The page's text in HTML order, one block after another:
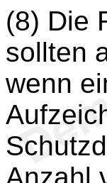
(8) Die
sollten
wenn